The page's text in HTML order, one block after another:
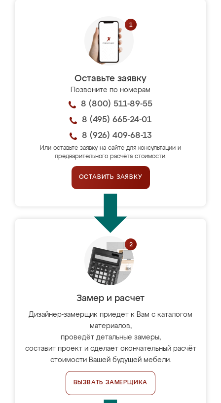
Оставьте заявку
Позвоните по номерам
8 (800) 511-89-55
8 (495) 665-24-01
8 (926) 409-68-13
Или оставьте заявку на сайте для консультации и
предварительного расчёта стоимости.
ОСТАВИТЬ ЗАЯВКУ
Замер и расчет
Дизайнер-замерщик приедет к Вам с каталогом
материалов,
проведёт детальные замеры,
составит проект и сделает окончательный расчёт
стоимости Вашей будущей мебели.
ВЫЗВАТЬ ЗАМЕРЩИКА